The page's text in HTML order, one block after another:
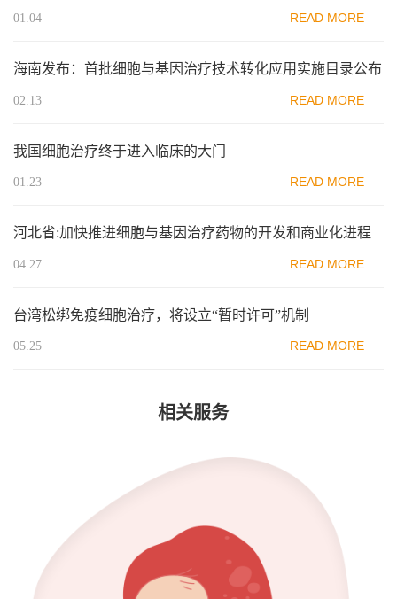
01.04 READ MORE
海南发布：首批细胞与基因治疗技术转化应用实施目录公布
02.13 READ MORE
我国细胞治疗终于进入临床的大门
01.23 READ MORE
河北省:加快推进细胞与基因治疗药物的开发和商业化进程
04.27 READ MORE
台湾松绑免疫细胞治疗，将设立“暂时许可”机制
05.25 READ MORE
相关服务